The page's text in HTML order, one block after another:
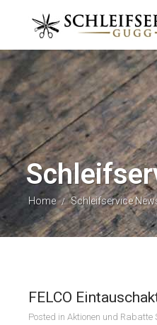
Home / Schleifservice
FELCO
Posted in Aktionen und Rabatte